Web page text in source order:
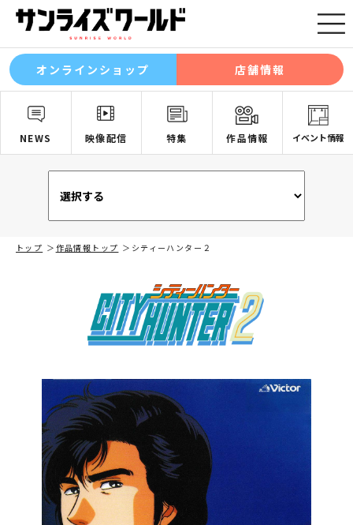
オンラインショップ 店舗情報
NEWS 映像配信 特集 作品情報 イベント情報
トップ 作品情報トップ シティーハンター２